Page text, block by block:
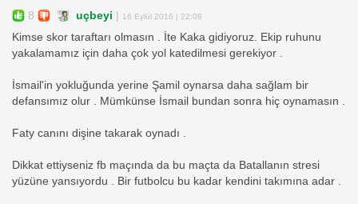
8 uçbeyi | 16 Eylül 2016 | 22:08
Kimse skor taraftarı olmasın . İte Kaka gidiyoruz. Ekip ruhunu
yakalamamız için daha çok yol katedilmesi gerekiyor .
İsmail'in yokluğunda yerine Şamil oynarsa daha sağlam bir
defansımız olur . Mümkünse İsmail bundan sonra hiç oynamasın .
Faty canını dişine takarak oynadı .
Dikkat ettiyseniz fb maçında da bu maçta da Batallanın stresi
yüzüne yansıyordu . Bir futbolcu bu kadar kendini takımına adar .